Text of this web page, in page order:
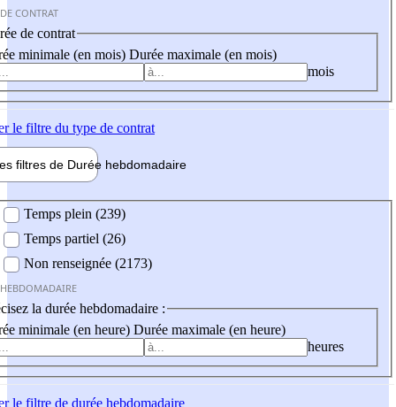
CONTRAT
de contrat
minimale (en mois) Durée maximale (en mois)
mois
le filtre du type de contrat
filtres de Durée hebdomadaire
Temps plein (239)
Temps partiel (26)
Non renseignée (2173)
la durée hebdomadaire :
minimale (en heure) Durée maximale (en heure)
heures
le filtre de durée hebdomadaire